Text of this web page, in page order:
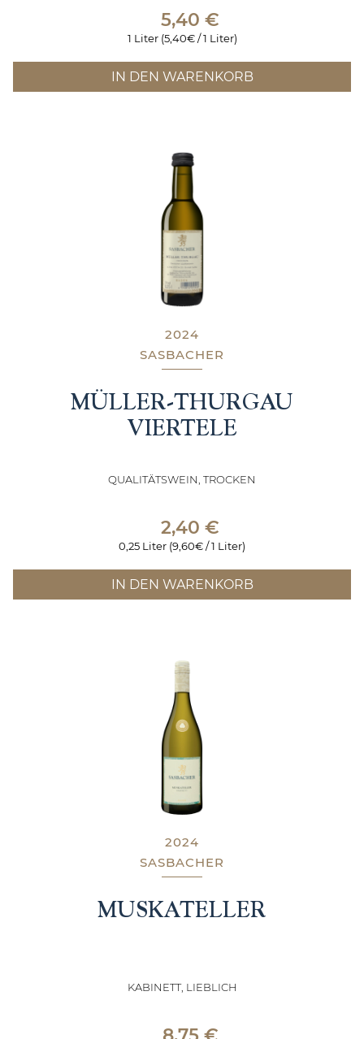
5,40 €
1 Liter (5,40€ / 1 Liter)
IN DEN WARENKORB
2024
SASBACHER
MÜLLER-THURGAU
VIERTELE
QUALITÄTSWEIN, TROCKEN
2,40 €
0,25 Liter (9,60€ / 1 Liter)
IN DEN WARENKORB
2024
SASBACHER
MUSKATELLER
KABINETT, LIEBLICH